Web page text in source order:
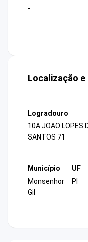
-
Localização
Logradouro
10A JOAO LOPES
SANTOS 71
Município
Monsenhor
Gil
UF
PI